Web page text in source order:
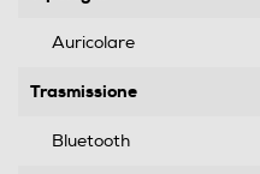
Auricolare
Trasmissione
Bluetooth